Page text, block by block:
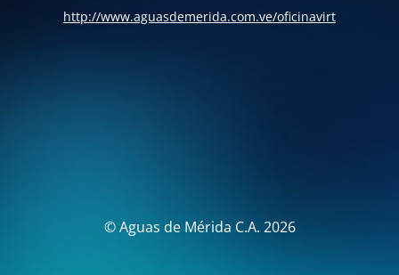
http://www.aguasdemerida.com.ve/oficinavirt
© Aguas de Mérida C.A. 2026